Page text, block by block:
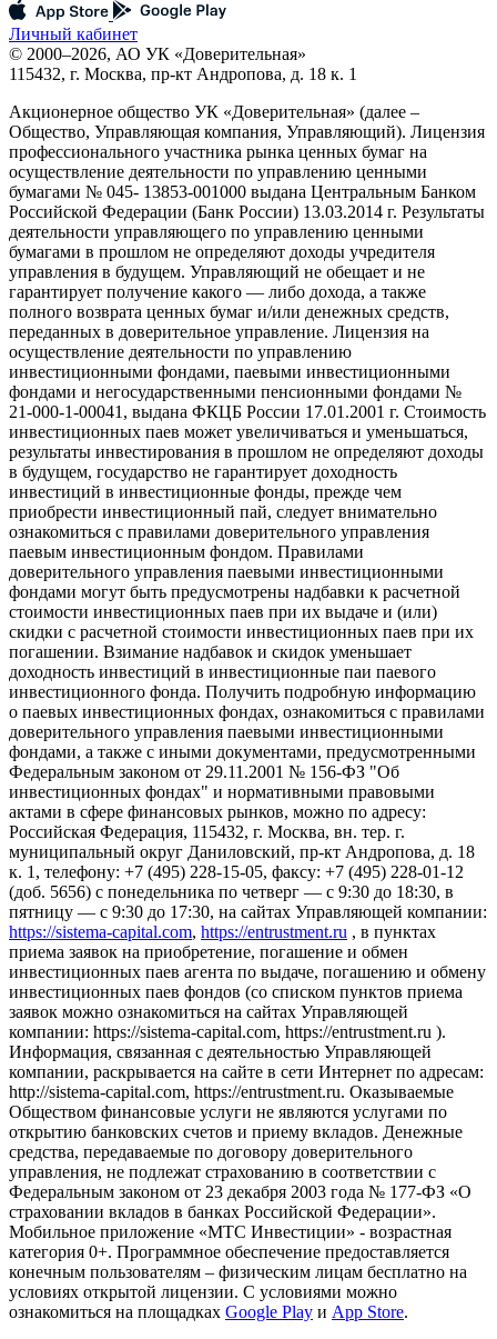
Личный кабинет
© 2000–2026, АО УК «Доверительная»
115432, г. Москва, пр-кт Андропова, д. 18 к. 1
Акционерное общество УК «Доверительная» (далее –
Общество, Управляющая компания, Управляющий). Лицензия
профессионального участника рынка ценных бумаг на
осуществление деятельности по управлению ценными
бумагами № 045- 13853-001000 выдана Центральным Банком
Российской Федерации (Банк России) 13.03.2014 г. Результаты
деятельности управляющего по управлению ценными
бумагами в прошлом не определяют доходы учредителя
управления в будущем. Управляющий не обещает и не
гарантирует получение какого — либо дохода, а также
полного возврата ценных бумаг и/или денежных средств,
переданных в доверительное управление. Лицензия на
осуществление деятельности по управлению
инвестиционными фондами, паевыми инвестиционными
фондами и негосударственными пенсионными фондами №
21-000-1-00041, выдана ФКЦБ России 17.01.2001 г. Стоимость
инвестиционных паев может увеличиваться и уменьшаться,
результаты инвестирования в прошлом не определяют доходы
в будущем, государство не гарантирует доходность
инвестиций в инвестиционные фонды, прежде чем
приобрести инвестиционный пай, следует внимательно
ознакомиться с правилами доверительного управления
паевым инвестиционным фондом. Правилами
доверительного управления паевыми инвестиционными
фондами могут быть предусмотрены надбавки к расчетной
стоимости инвестиционных паев при их выдаче и (или)
скидки с расчетной стоимости инвестиционных паев при их
погашении. Взимание надбавок и скидок уменьшает
доходность инвестиций в инвестиционные паи паевого
инвестиционного фонда. Получить подробную информацию
о паевых инвестиционных фондах, ознакомиться с правилами
доверительного управления паевыми инвестиционными
фондами, а также с иными документами, предусмотренными
Федеральным законом от 29.11.2001 № 156-ФЗ "Об
инвестиционных фондах" и нормативными правовыми
актами в сфере финансовых рынков, можно по адресу:
Российская Федерация, 115432, г. Москва, вн. тер. г.
муниципальный округ Даниловский, пр-кт Андропова, д. 18
к. 1, телефону: +7 (495) 228-15-05, факсу: +7 (495) 228-01-12
(доб. 5656) с понедельника по четверг — c 9:30 до 18:30, в
пятницу — с 9:30 до 17:30, на сайтах Управляющей компании:
https://sistema-capital.com, https://entrustment.ru , в пунктах
приема заявок на приобретение, погашение и обмен
инвестиционных паев агента по выдаче, погашению и обмену
инвестиционных паев фондов (со списком пунктов приема
заявок можно ознакомиться на сайтах Управляющей
компании: https://sistema-capital.com, https://entrustment.ru ).
Информация, связанная с деятельностью Управляющей
компании, раскрывается на сайте в сети Интернет по адресам:
http://sistema-capital.com, https://entrustment.ru. Оказываемые
Обществом финансовые услуги не являются услугами по
открытию банковских счетов и приему вкладов. Денежные
средства, передаваемые по договору доверительного
управления, не подлежат страхованию в соответствии с
Федеральным законом от 23 декабря 2003 года № 177-ФЗ «О
страховании вкладов в банках Российской Федерации».
Мобильное приложение «МТС Инвестиции» - возрастная
категория 0+. Программное обеспечение предоставляется
конечным пользователям – физическим лицам бесплатно на
условиях открытой лицензии. С условиями можно
ознакомиться на площадках Google Play и App Store.